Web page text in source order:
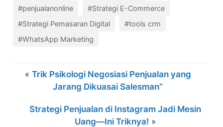
#penjualanonline
#Strategi E-Commerce
#Strategi Pemasaran Digital
#tools crm
#WhatsApp Marketing
« Trik Psikologi Negosiasi Penjualan yang
Jarang Dikuasai Salesman”
Strategi Penjualan di Instagram Jadi Mesin
Uang—Ini Triknya! »